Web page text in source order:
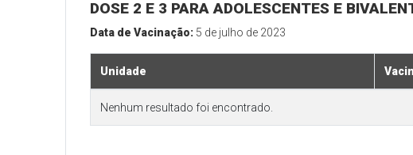
DOSE 2 E 3 PARA ADOLESCENTES E
Data de Vacinação: 5 de julho de 2023
Unidade
Nenhum resultado foi encontrado.